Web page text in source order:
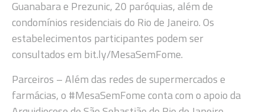
Guanabara e Prezunic, 20 paróquias, além de
condomínios residenciais do Rio de Janeiro. Os
estabelecimentos participantes podem ser
consultados em bit.ly/MesaSemFome.
Parceiros – Além das redes de supermercados e
farmácias, o #MesaSemFome conta com o apoio da